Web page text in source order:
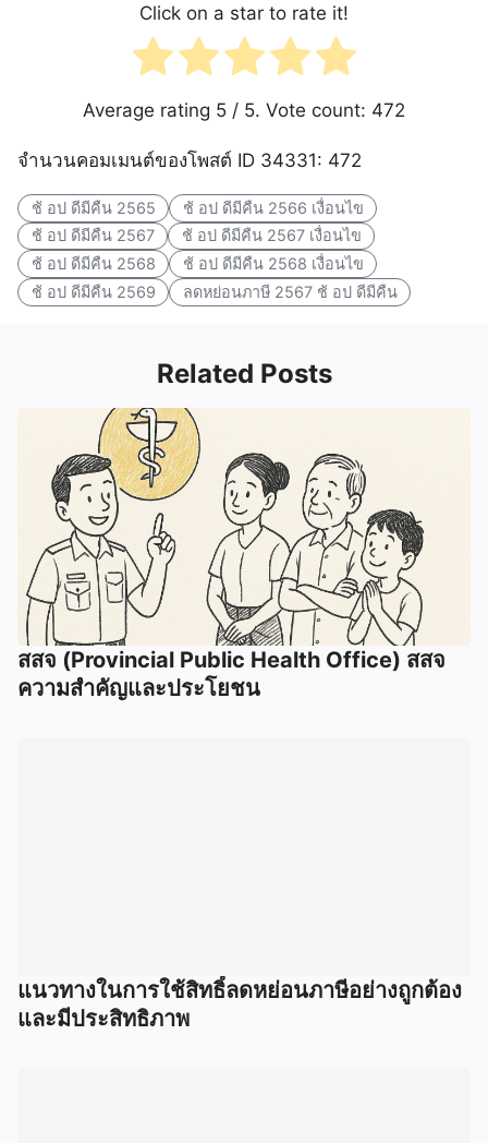
Click on a star to rate it!
Average rating 5 / 5. Vote count: 472
จำนวนคอมเมนต์ของโพสต์ ID 34331: 472
ช้ อป ดีมีคืน 2565
ช้ อป ดีมีคืน 2566 เงื่อนไข
ช้ อป ดีมีคืน 2567
ช้ อป ดีมีคืน 2567 เงื่อนไข
ช้ อป ดีมีคืน 2568
ช้ อป ดีมีคืน 2568 เงื่อนไข
ช้ อป ดีมีคืน 2569
ลดหย่อนภาษี 2567 ช้ อป ดีมีคืน
Related Posts
สสจ (Provincial Public Health Office) สสจ
ความสำคัญและประโยชน
แนวทางในการใช้สิทธิ์ลดหย่อนภาษีอย่างถูกต้อง
และมีประสิทธิภาพ